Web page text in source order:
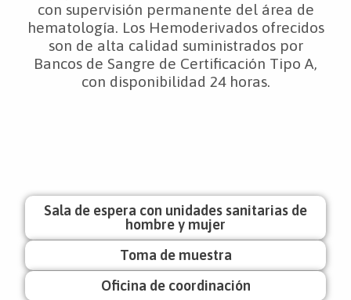
con supervisión permanente del área de
hematología. Los Hemoderivados ofrecidos
son de alta calidad suministrados por
Bancos de Sangre de Certificación Tipo A,
con disponibilidad 24 horas.
Sala de espera con unidades sanitarias de
hombre y mujer
Toma de muestra
Oficina de coordinación